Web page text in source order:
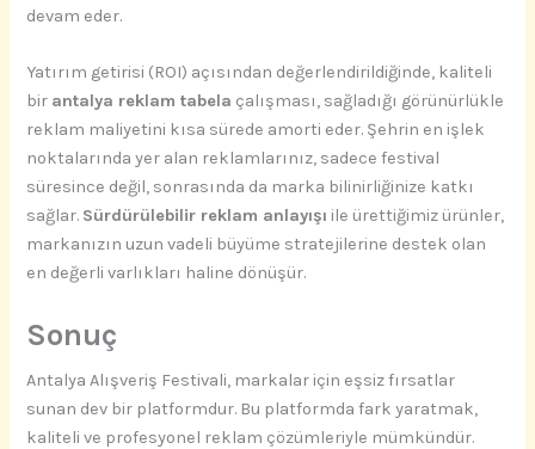
devam eder.
Yatırım getirisi (ROI) açısından değerlendirildiğinde, kaliteli
bir antalya reklam tabela çalışması, sağladığı görünürlükle
reklam maliyetini kısa sürede amorti eder. Şehrin en işlek
noktalarında yer alan reklamlarınız, sadece festival
süresince değil, sonrasında da marka bilinirliğinize katkı
sağlar. Sürdürülebilir reklam anlayışı ile ürettiğimiz ürünler,
markanızın uzun vadeli büyüme stratejilerine destek olan
en değerli varlıkları haline dönüşür.
Sonuç
Antalya Alışveriş Festivali, markalar için eşsiz fırsatlar
sunan dev bir platformdur. Bu platformda fark yaratmak,
kaliteli ve profesyonel reklam çözümleriyle mümkündür.